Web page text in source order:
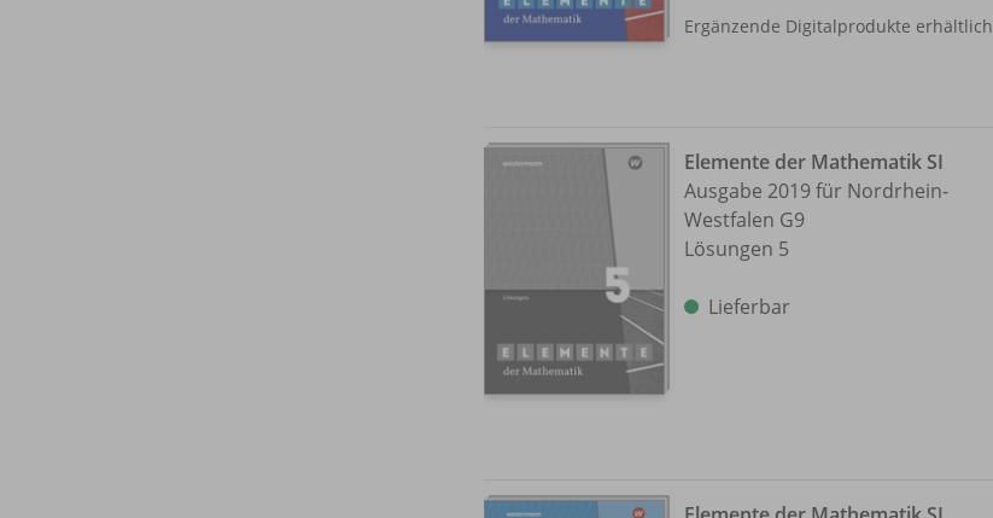
Ergänzende Digitalprodukte erhältlich
Elemente der Mathematik SI
Ausgabe 2019 für Nordrhein-
Westfalen G9
Lösungen 5
Lieferbar